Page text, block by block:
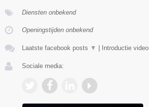
Diensten onbekend
Openingstijden onbekend
Laatste facebook posts ▼ | Introductie video
Sociale media: